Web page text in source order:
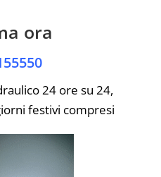
ora
24 ore su 24,
festivi compresi